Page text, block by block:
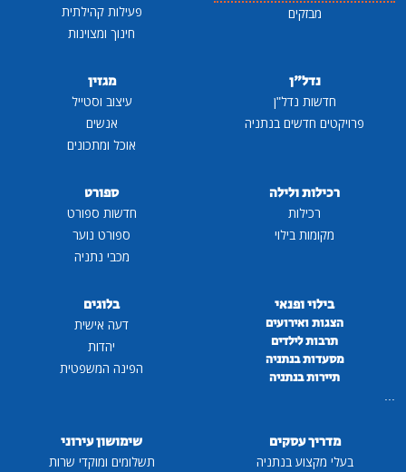
מבזקים
פעילות קהילתית
חינוך ומצוינות
נדל"ן
חדשות נדל"ן
פרויקטים חדשים בנתניה
מגזין
עיצוב וסטייל
אנשים
אוכל ומתכונים
רכילות ולילה
רכילות
מקומות בילוי
ספורט
חדשות ספורט
ספורט נוער
מכבי נתניה
בילוי ופנאי
הצגות ואירועים
תרבות לילדים
מסעדות בנתניה
תיירות בנתניה
...
בלוגים
דעה אישית
יהדות
הפינה המשפטית
מדריך עסקים
בעלי מקצוע בנתניה
שימושון עירוני
תשלומים ומוקדי שרות